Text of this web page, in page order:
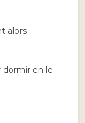
alors
dormir en le